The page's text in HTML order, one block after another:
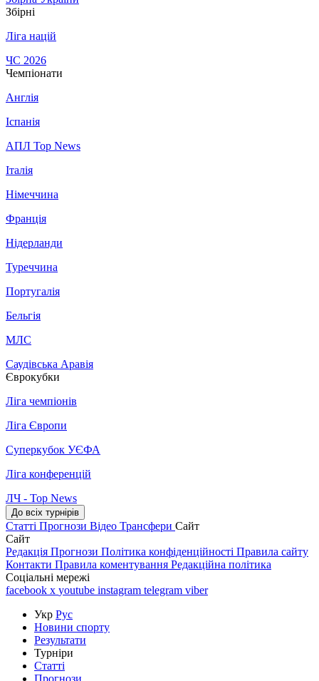
Збірні
Ліга націй
ЧС 2026
Чемпіонати
Англія
Іспанія
АПЛ Top News
Італія
Німеччина
Франція
Нідерланди
Туреччина
Португалія
Бельгія
МЛС
Саудівська Аравія
Єврокубки
Ліга чемпіонів
Ліга Європи
Суперкубок УЄФА
Ліга конференцій
ЛЧ - Top News
До всіх турнірів
Статті Прогнози Відео Трансфери Сайт
Сайт
Редакція Прогнози Політика конфіденційності Правила сайту
Контакти Правила коментування Редакційна політика
Соціальні мережі
facebook x youtube instagram telegram viber
Укр Рус
Новини спорту
Результати
Турніри
Статті
Прогнози